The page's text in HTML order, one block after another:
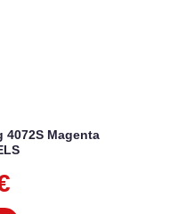
4072S Magenta